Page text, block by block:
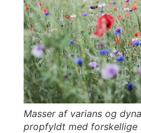
Masser af varians og
propfyldt med forskellige